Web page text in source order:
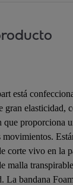
está
gran elasticidad,
que proporciona
corte vivo en la
malla
La bandana